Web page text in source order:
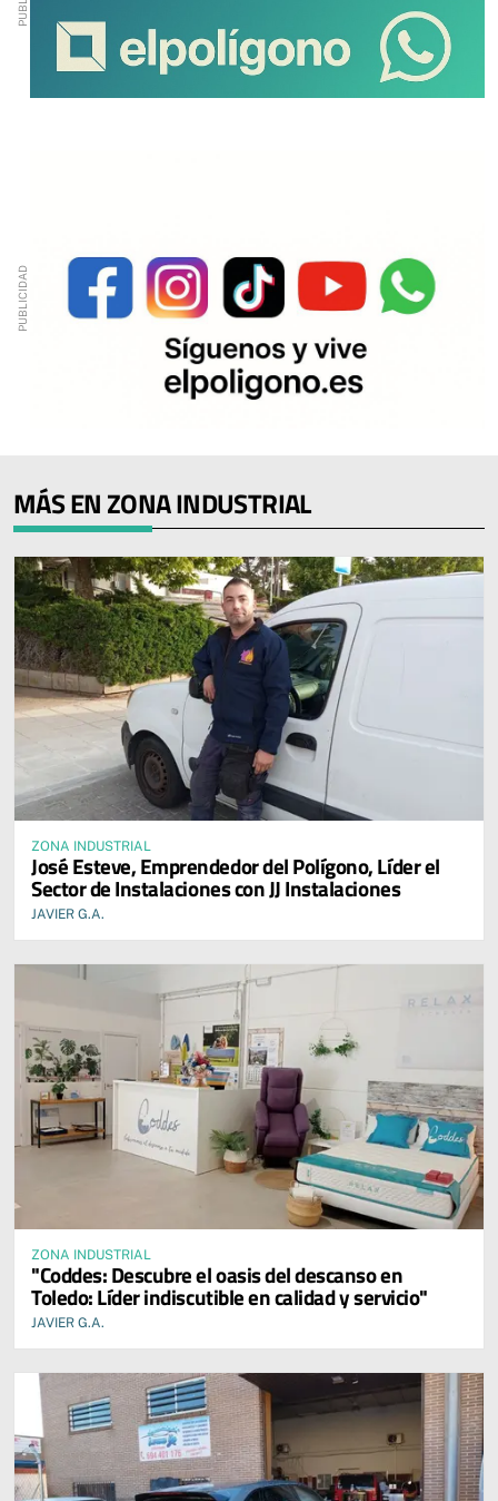
MÁS EN ZONA INDUSTRIAL
ZONA INDUSTRIAL
José Esteve, Emprendedor del Polígono, Líder el
Sector de Instalaciones con JJ Instalaciones
JAVIER G.A.
ZONA INDUSTRIAL
"Coddes: Descubre el oasis del descanso en
Toledo: Líder indiscutible en calidad y servicio"
JAVIER G.A.